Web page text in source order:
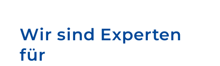
Wir sind Experten
für